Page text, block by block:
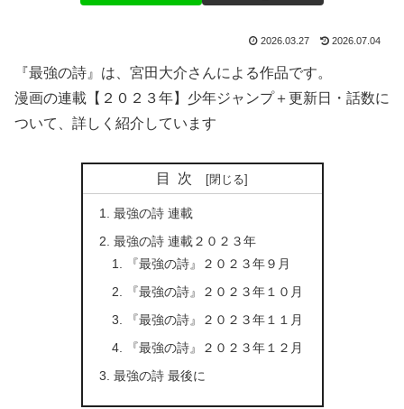
2026.03.27 2026.07.04
『最強の詩』は、宮田大介さんによる作品です。
漫画の連載【２０２３年】少年ジャンプ＋更新日・話数に
ついて、詳しく紹介しています
目次
最強の詩 連載
最強の詩 連載２０２３年
『最強の詩』２０２３年９月
『最強の詩』２０２３年１０月
『最強の詩』２０２３年１１月
『最強の詩』２０２３年１２月
最強の詩 最後に